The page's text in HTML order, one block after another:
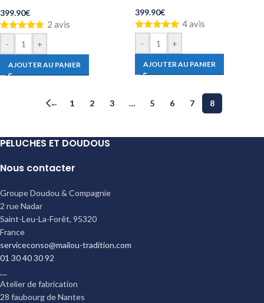
399.90€
2 avis
- +
AJOUTER AU PANIER
399.90€
4 avis
- +
AJOUTER AU PANIER
← 1 2 3 … 5 6 7 8
PELUCHES ET DOUDOUS
Nous contacter
Groupe Doudou & Compagnie
2 rue Nadar
Saint-Leu-La-Forêt, 95320
France
serviceconso@mailou-tradition.com
01 30 40 30 92
Atelier de fabrication
28 faubourg de Nantes